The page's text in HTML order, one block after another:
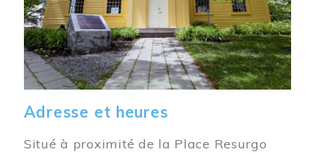
Adresse et heures
Situé à proximité de la Place Resurgo